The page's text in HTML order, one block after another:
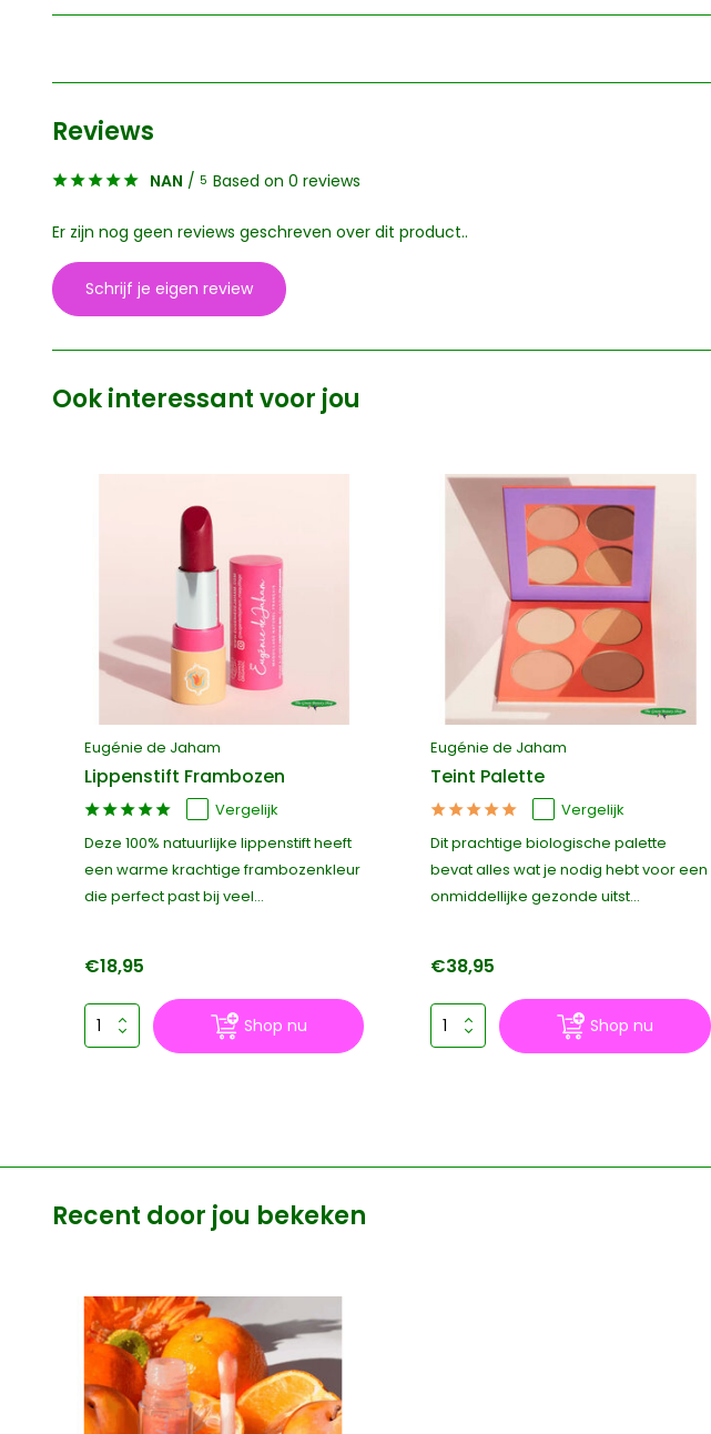
Reviews
NAN / 5 Based on 0 reviews
Er zijn nog geen reviews geschreven over dit product..
Schrijf je eigen review
Ook interessant voor jou
Eugénie de Jaham
Lippenstift Frambozen
Vergelijk
Deze 100% natuurlijke lippenstift heeft
een warme krachtige frambozenkleur
die perfect past bij veel...
€18,95
Shop nu
Eugénie de Jaham
Teint Palette
Vergelijk
Dit prachtige biologische palette
bevat alles wat je nodig hebt voor een
onmiddellijke gezonde uitst...
€38,95
Shop nu
Recent door jou bekeken